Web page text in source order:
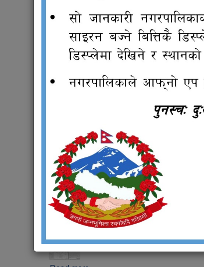
शिलबन्दी दरभाउपत्र आह्वानको
Read moreabout शिलबन्दी दरभाउपत्र आह्वानको
सहकारी संस्था एकीकरण गरिएको